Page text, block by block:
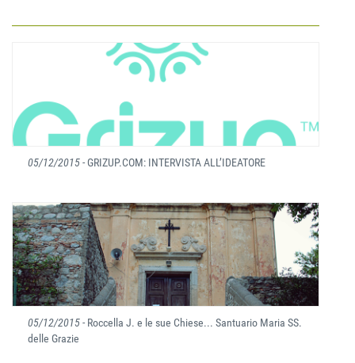
05/12/2015- GRIZUP.COM: INTERVISTA ALL’IDEATORE
05/12/2015- Roccella J. e le sue Chiese... Santuario Maria SS.
delle Grazie